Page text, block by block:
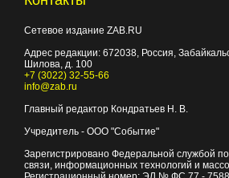
Сетевое издание ZAB.RU
Адрес редакции: 672038, Россия,
Шилова, д. 100
+7 (3022) 32-55-66
info@zab.ru
Главный редактор Кондратьев Н. В.
Учредитель - ООО "Событие"
Зарегистрировано Федеральной службой
связи, информационных технологий и